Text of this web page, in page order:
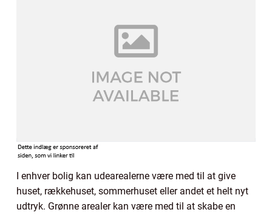
I enhver bolig kan udearealerne være med til at give
huset, rækkehuset, sommerhuset eller andet et helt nyt
udtryk. Grønne arealer kan være med til at skabe en